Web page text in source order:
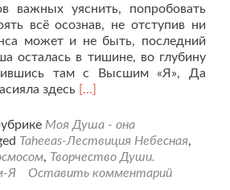
важных уяснить, попробовать
всё осознав, не отступив ни
может и не быть, последний
осталась в тишине, во глубину
там с Высшим «Я», Да
здесь Читать
проДуша
осталась
в
тишине,
[…]
Моя Душа - она
Taheeas-Лествиция Небесная,
, Творчество Души.
Я
Оставить комментарий